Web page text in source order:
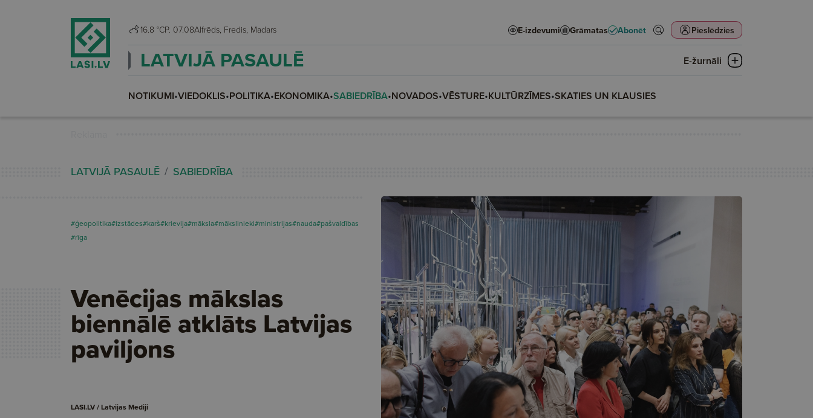
16.8 °CP. 07.08 Alfrēds, Fredis, Madars E-izdevumi Grāmatas Abonēt Pieslēdzies
LATVIJĀ PASAULĒ E-žurnāli
NOTIKUMI•VIEDOKLIS•POLITIKA•EKONOMIKA•SABIEDRĪBA•NOVADOS•VĒSTURE•KULTŪRZĪMES•SKATIES UN KLAUSIES
LATVIJĀ PASAULĒ SABIEDRĪBA
#ģeopolitika#izstādes#karš#krievija#māksla#mākslinieki#ministrijas#nauda#pašvaldības
#rīga
Venēcijas mākslas
biennālē atklāts Latvijas
paviljons
LASI.LV / Latvijas Mediji